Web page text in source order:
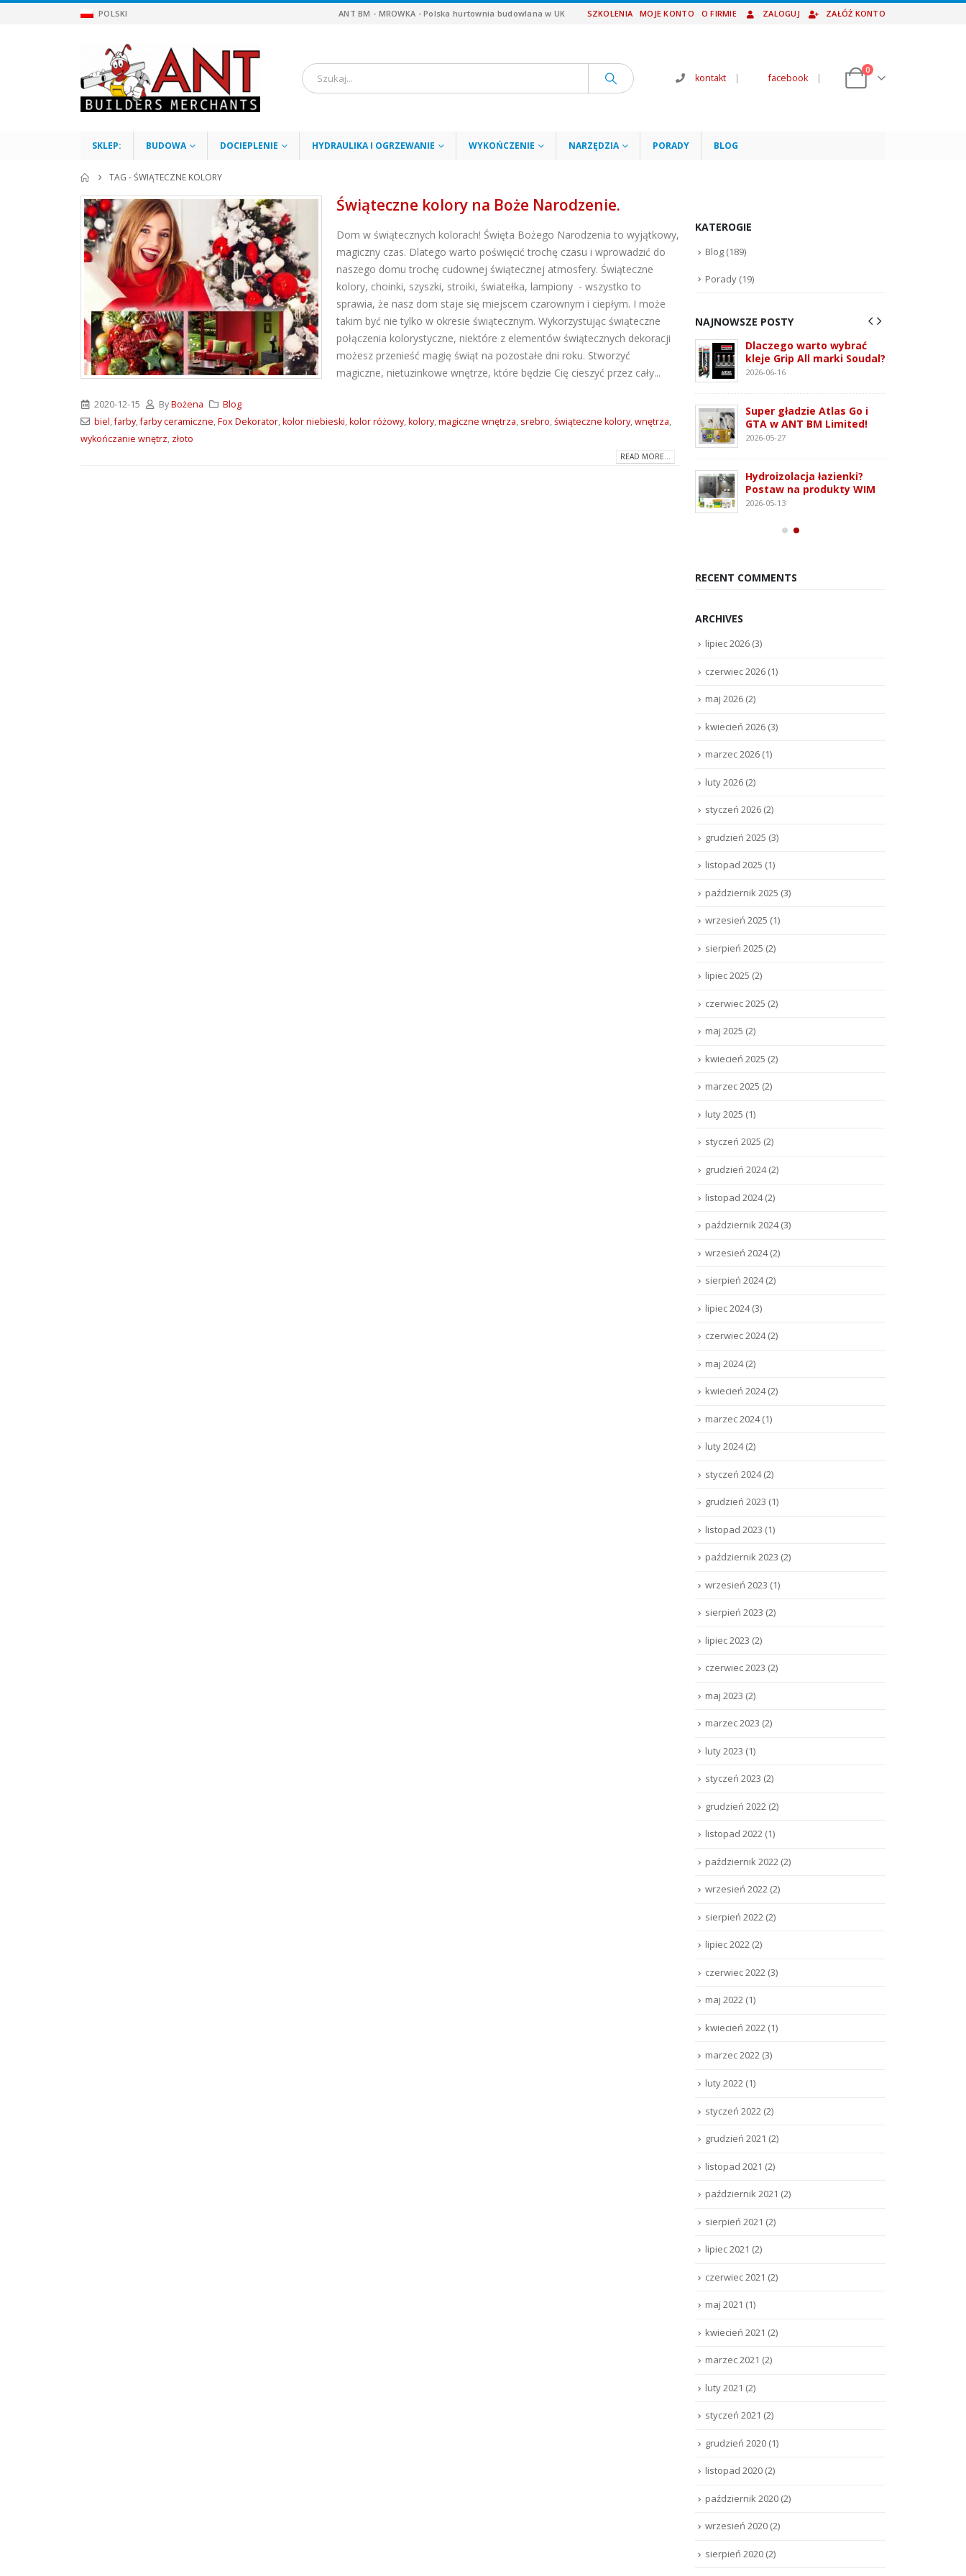
POLSKI ANT BM - MROWKA - Polska hurtownia budowlana w UK SZKOLENIA MOJE KONTO O FIRMIE ZALOGUJ ZAŁÓŻ KONTO
kontakt | facebook |
0
SKLEP: BUDOWA DOCIEPLENIE HYDRAULIKA I OGRZEWANIE WYKOŃCZENIE NARZĘDZIA PORADY BLOG
TAG -ŚWIĄTECZNE KOLORY
Świąteczne kolory na Boże Narodzenie.
Dom w świątecznych kolorach! Święta Bożego Narodzenia to wyjątkowy,
magiczny czas. Dlatego warto poświęcić trochę czasu i wprowadzić do
naszego domu trochę cudownej świątecznej atmosfery. Świąteczne
kolory, choinki, szyszki, stroiki, światełka, lampiony - wszystko to
sprawia, że nasz dom staje się miejscem czarownym i ciepłym. I może
takim być nie tylko w okresie świątecznym. Wykorzystując świąteczne
połączenia kolorystyczne, niektóre z elementów świątecznych dekoracji
możesz przenieść magię świąt na pozostałe dni roku. Stworzyć
magiczne, nietuzinkowe wnętrze, które będzie Cię cieszyć przez cały...
2020-12-15 ByBożena
Blog
biel,farby,farby ceramiczne,Fox Dekorator,kolor niebieski,kolor różowy,kolory,magiczne wnętrza, srebro,świąteczne kolory,wnętrza,
wykończanie wnętrz, złoto
READ MORE...
KATEROGIE
Blog (189)
Porady (19)
NAJNOWSZE POSTY
ATLAS M-SYSTEM 3G –
nowoczesny system
montażu płyt G-K i OSB
Wkręty farmerskie WFD –
rodzaje i zastosowanie
Dlaczego warto wybrać
kleje Grip All marki Soudal?
2026-06-16
GTA w ANT BM Limited!
ATLAS M-SYSTEM 3G –
nowoczesny system
montażu płyt G-K i OSB
Wkręty farmerskie WFD –
Dlaczego warto wybrać
kleje Grip All marki Soudal?
2026-06-16
Super gładzie Atlas Go i
GTA w ANT BM Limited!
2026-05-27
Hydroizolacja łazienki?
Postaw na produkty WIM
2026-05-13
RECENT COMMENTS
ARCHIVES
lipiec 2026 (3)
czerwiec 2026 (1)
maj 2026 (2)
kwiecień 2026 (3)
marzec 2026 (1)
luty 2026 (2)
styczeń 2026 (2)
grudzień 2025 (3)
listopad 2025 (1)
październik 2025 (3)
wrzesień 2025 (1)
sierpień 2025 (2)
lipiec 2025 (2)
czerwiec 2025 (2)
maj 2025 (2)
kwiecień 2025 (2)
marzec 2025 (2)
luty 2025 (1)
styczeń 2025 (2)
grudzień 2024(2)
listopad 2024(2)
październik 2024(3)
wrzesień 2024(2)
sierpień 2024(2)
lipiec 2024(3)
czerwiec 2024(2)
maj 2024(2)
kwiecień 2024(2)
marzec 2024(1)
luty 2024(2)
styczeń 2024(2)
grudzień 2023 (1)
listopad 2023 (1)
październik 2023 (2)
wrzesień 2023 (1)
sierpień 2023 (2)
lipiec 2023 (2)
czerwiec 2023 (2)
maj 2023 (2)
marzec 2023 (2)
luty 2023 (1)
styczeń 2023 (2)
grudzień 2022 (2)
listopad 2022 (1)
październik 2022 (2)
wrzesień 2022 (2)
sierpień 2022 (2)
lipiec 2022 (2)
czerwiec 2022 (3)
maj 2022 (1)
kwiecień 2022 (1)
marzec 2022 (3)
luty 2022 (1)
styczeń 2022 (2)
grudzień 2021 (2)
listopad 2021 (2)
październik 2021 (2)
sierpień 2021 (2)
lipiec 2021 (2)
czerwiec 2021 (2)
maj 2021 (1)
kwiecień 2021 (2)
marzec 2021 (2)
luty 2021 (2)
styczeń 2021 (2)
grudzień 2020 (1)
listopad 2020 (2)
październik 2020 (2)
wrzesień 2020 (2)
sierpień 2020 (2)